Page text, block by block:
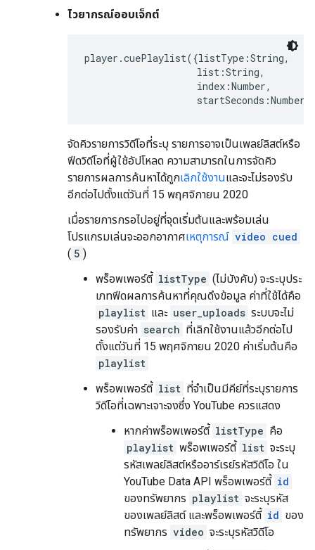
ไวยากรณ์ออบเจ็กต์
player.cuePlaylist({listType:String,
                    list:String,
                    index:Number,
จัดคิวรายการวิดีโอที่ระบุ รายการอาจเป็นเพลย์ลิสต์หรือ
ฟีดวิดีโอที่ผู้ใช้อัปโหลด ความสามารถในการจัดคิว
รายการผลการค้นหาได้ถูกเลิกใช้งานและจะไม่รองรับ
อีกต่อไปตั้งแต่วันที่ 15 พฤศจิกายน 2020
เมื่อรายการกรอไปอยู่ที่จุดเริ่มต้นและพร้อมเล่น
โปรแกรมเล่นจะออกอากาศเหตุการณ์ video cued
( 5 )
พร็อพเพอร์ตี้ listType (ไม่บังคับ) จะระบุประ
เภทฟีดผลการค้นหาที่คุณดึงข้อมูล ค่าที่ใช้ได้คือ
playlist และ user_uploads ระบบจะไม่
รองรับค่า search ที่เลิกใช้งานแล้วอีกต่อไป
ตั้งแต่วันที่ 15 พฤศจิกายน 2020 ค่าเริ่มต้นคือ
playlist
พร็อพเพอร์ตี้ list ที่จําเป็นมีคีย์ที่ระบุรายการ
วิดีโอที่เฉพาะเจาะจงซึ่ง YouTube ควรแสดง
หากค่าพร็อพเพอร์ตี้ listType คือ
playlist พร็อพเพอร์ตี้ list จะระบุ
รหัสเพลย์ลิสต์หรืออาร์เรย์รหัสวิดีโอ ใน
YouTube Data API พร็อพเพอร์ตี้ id
ของทรัพยากร playlist จะระบุรหัส
ของเพลย์ลิสต์ และพร็อพเพอร์ตี้ id ของ
ทรัพยากร video จะระบุรหัสวิดีโอ